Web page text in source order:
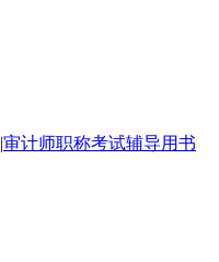
|审计师职称考试辅导用书